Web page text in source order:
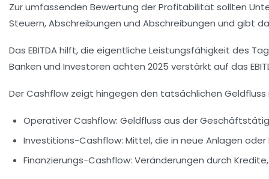
Zur umfassenden Bewertung der Profitabilität sollten
Steuern, Abschreibungen und Abschreibungen und gibt
Das EBITDA hilft, die eigentliche Leistungsfähigkeit des
Banken und Investoren achten 2025 verstärkt auf das
DerCashflow zeigt hingegen den tatsächlichen
Operativer Cashflow: Geldfluss aus der
Investitions-Cashflow: Mittel, die in neue Anlagen
Finanzierungs-Cashflow: Veränderungen durch